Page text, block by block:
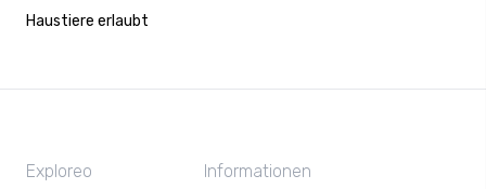
Haustiere erlaubt
Exploreo Informationen